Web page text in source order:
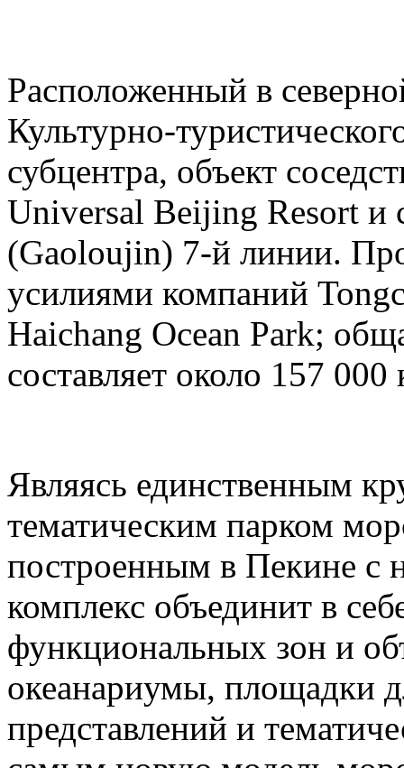
Расположенный в
Культурно-
субцентра, объект
Universal Beijing Resort и
(Gaoloujin) 7-й линии.
усилиями компаний
Haichang Ocean Park;
составляет около 157
Являясь единственным
тематическим парком
построенным в Пекине с
комплекс объединит в
функциональных зон и
океанариумы, площадки
представлений и